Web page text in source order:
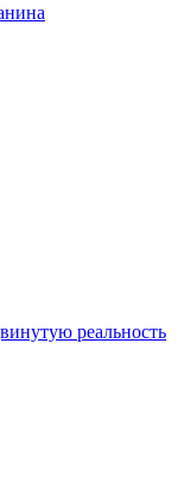
реальность